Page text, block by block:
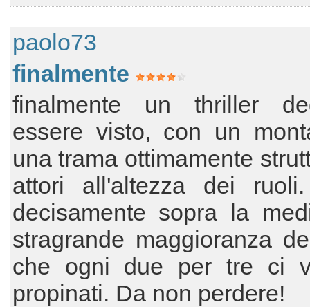
paolo73
finalmente
finalmente un thriller
essere visto, con un
una trama ottimamente
attori all'altezza dei
decisamente sopra la
stragrande maggioranza
che ogni due per tre ci
propinati. Da non perdere!